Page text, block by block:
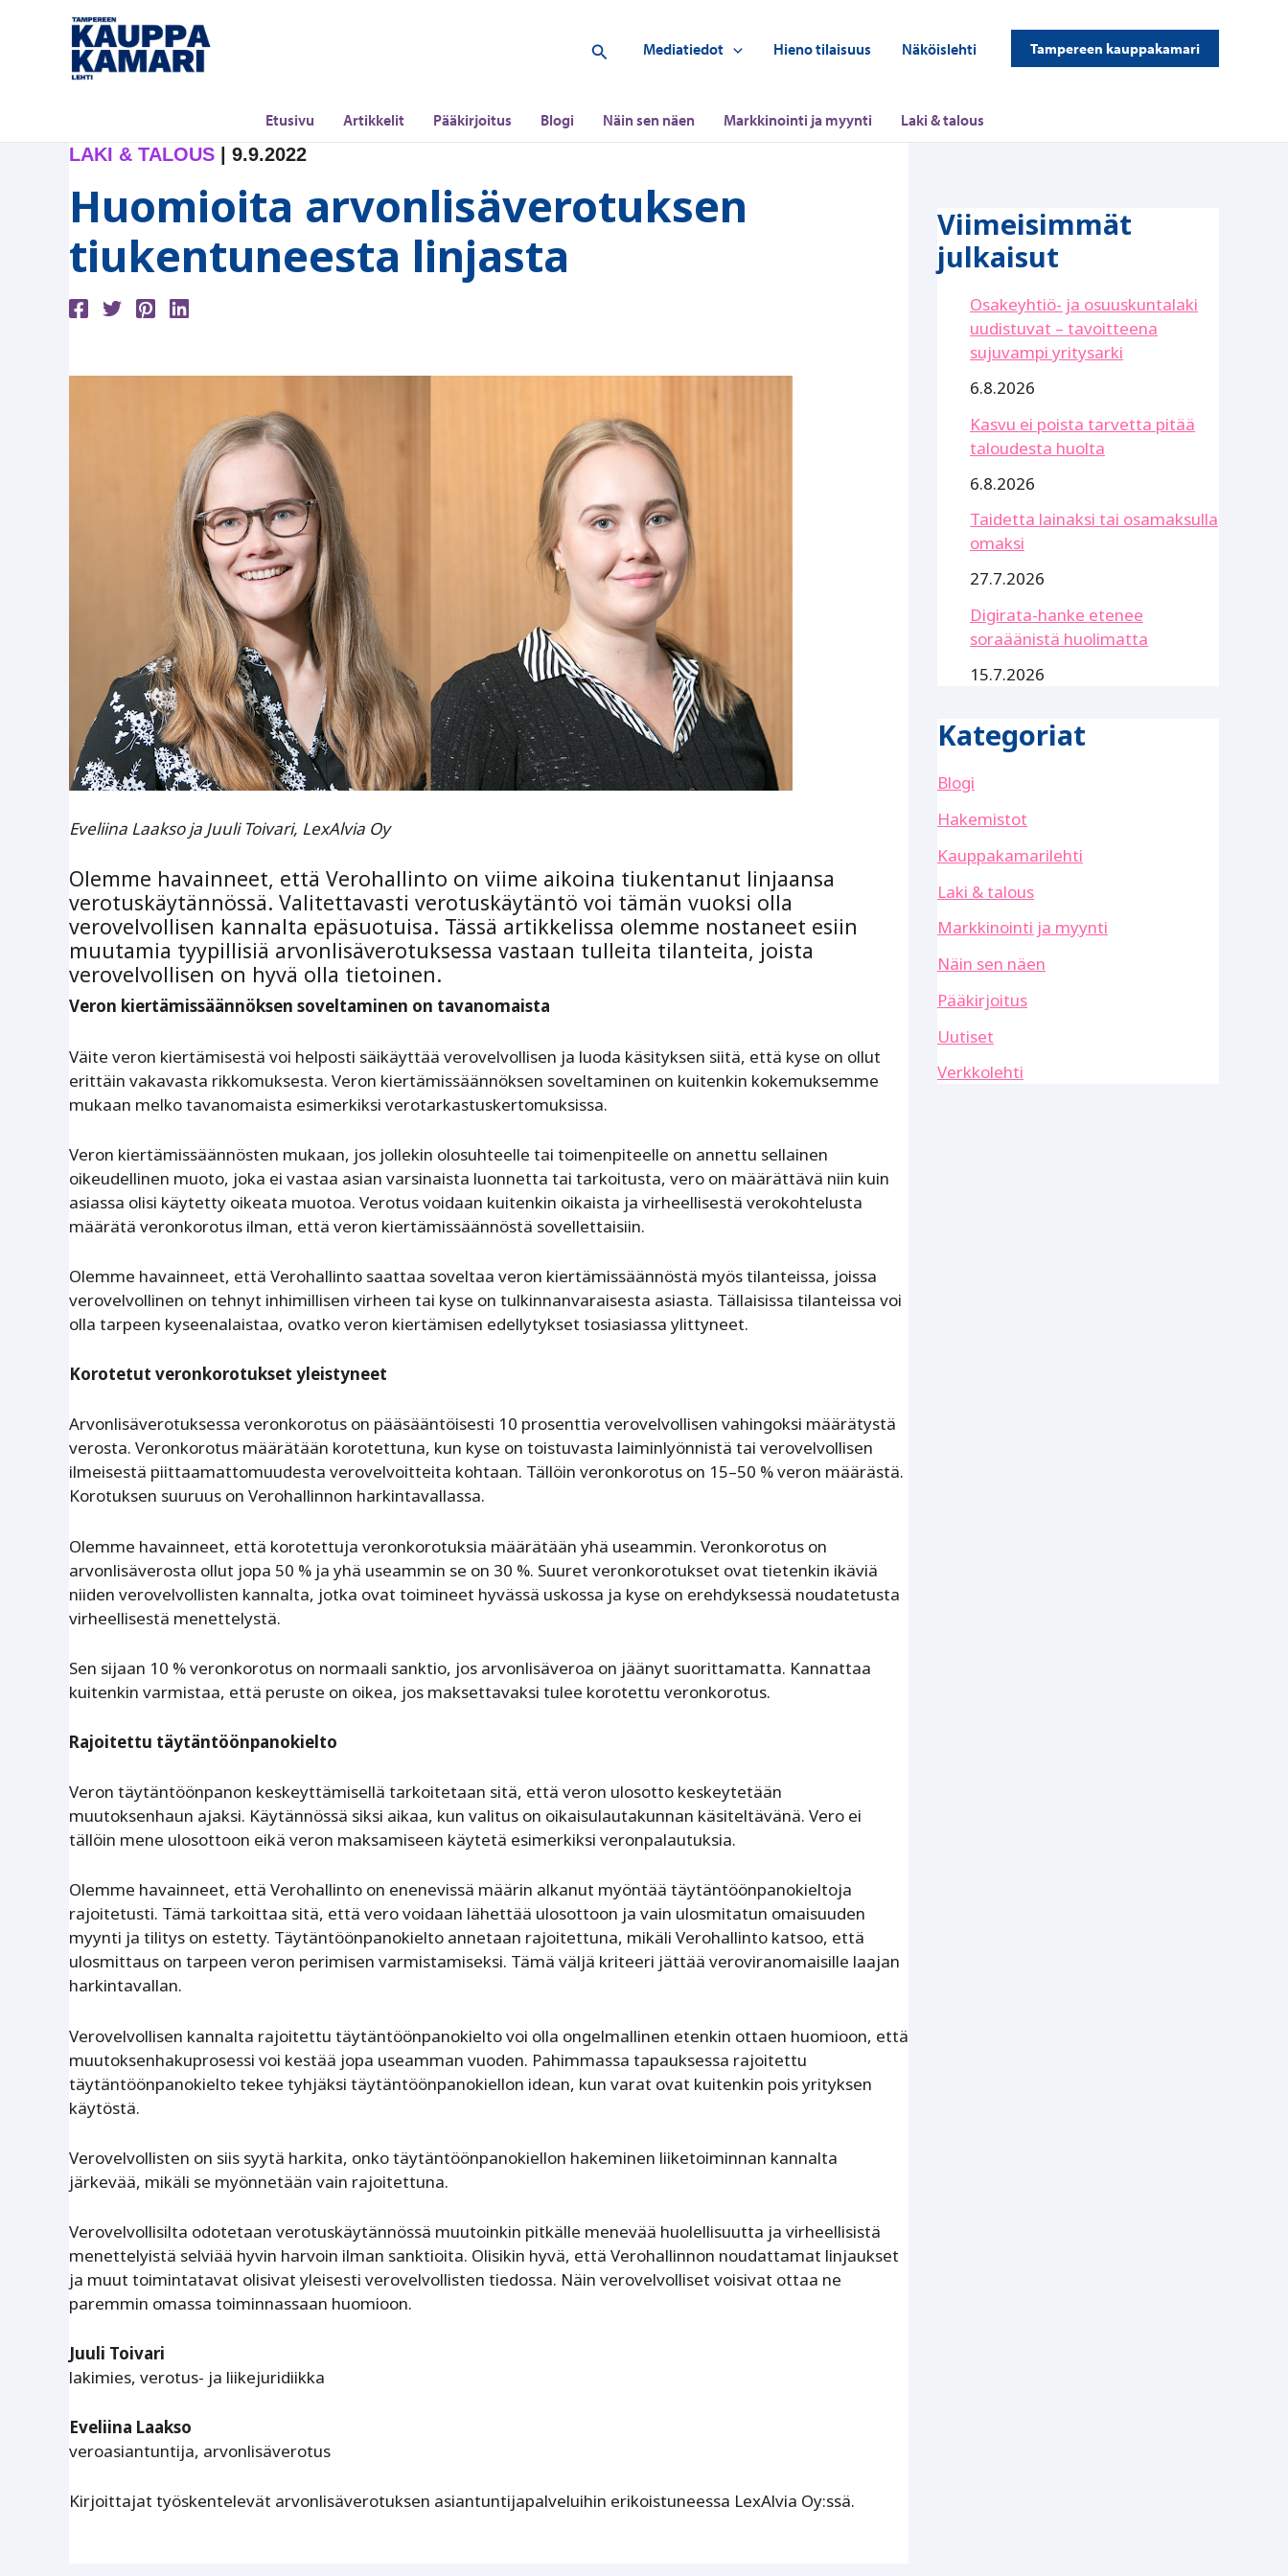
Hae Mediatiedot Hieno tilaisuus Näköislehti Tampereen kauppakamari
Etusivu Artikkelit Pääkirjoitus Blogi Näin sen näen Markkinointi ja myynti Laki & talous
LAKI & TALOUS | 9.9.2022
Huomioita arvonlisäverotuksen
tiukentuneesta linjasta
Eveliina Laakso ja Juuli Toivari, LexAlvia Oy
Olemme havainneet, että Verohallinto on viime aikoina tiukentanut linjaansa
verotuskäytännössä. Valitettavasti verotuskäytäntö voi tämän vuoksi olla
verovelvollisen kannalta epäsuotuisa. Tässä artikkelissa olemme nostaneet esiin
muutamia tyypillisiä arvonlisäverotuksessa vastaan tulleita tilanteita, joista
verovelvollisen on hyvä olla tietoinen.
Veron kiertämissäännöksen soveltaminen on tavanomaista
Väite veron kiertämisestä voi helposti säikäyttää verovelvollisen ja luoda käsityksen siitä, että kyse on ollut
erittäin vakavasta rikkomuksesta. Veron kiertämissäännöksen soveltaminen on kuitenkin kokemuksemme
mukaan melko tavanomaista esimerkiksi verotarkastuskertomuksissa.
Veron kiertämissäännösten mukaan, jos jollekin olosuhteelle tai toimenpiteelle on annettu sellainen
oikeudellinen muoto, joka ei vastaa asian varsinaista luonnetta tai tarkoitusta, vero on määrättävä niin kuin
asiassa olisi käytetty oikeata muotoa. Verotus voidaan kuitenkin oikaista ja virheellisestä verokohtelusta
määrätä veronkorotus ilman, että veron kiertämissäännöstä sovellettaisiin.
Olemme havainneet, että Verohallinto saattaa soveltaa veron kiertämissäännöstä myös tilanteissa, joissa
verovelvollinen on tehnyt inhimillisen virheen tai kyse on tulkinnanvaraisesta asiasta. Tällaisissa tilanteissa voi
olla tarpeen kyseenalaistaa, ovatko veron kiertämisen edellytykset tosiasiassa ylittyneet.
Korotetut veronkorotukset yleistyneet
Arvonlisäverotuksessa veronkorotus on pääsääntöisesti 10 prosenttia verovelvollisen vahingoksi määrätystä
verosta. Veronkorotus määrätään korotettuna, kun kyse on toistuvasta laiminlyönnistä tai verovelvollisen
ilmeisestä piittaamattomuudesta verovelvoitteita kohtaan. Tällöin veronkorotus on 15–50 % veron määrästä.
Korotuksen suuruus on Verohallinnon harkintavallassa.
Olemme havainneet, että korotettuja veronkorotuksia määrätään yhä useammin. Veronkorotus on
arvonlisäverosta ollut jopa 50 % ja yhä useammin se on 30 %. Suuret veronkorotukset ovat tietenkin ikäviä
niiden verovelvollisten kannalta, jotka ovat toimineet hyvässä uskossa ja kyse on erehdyksessä noudatetusta
virheellisestä menettelystä.
Sen sijaan 10 % veronkorotus on normaali sanktio, jos arvonlisäveroa on jäänyt suorittamatta. Kannattaa
kuitenkin varmistaa, että peruste on oikea, jos maksettavaksi tulee korotettu veronkorotus.
Rajoitettu täytäntöönpanokielto
Veron täytäntöönpanon keskeyttämisellä tarkoitetaan sitä, että veron ulosotto keskeytetään
muutoksenhaun ajaksi. Käytännössä siksi aikaa, kun valitus on oikaisulautakunnan käsiteltävänä. Vero ei
tällöin mene ulosottoon eikä veron maksamiseen käytetä esimerkiksi veronpalautuksia.
Olemme havainneet, että Verohallinto on enenevissä määrin alkanut myöntää täytäntöönpanokieltoja
rajoitetusti. Tämä tarkoittaa sitä, että vero voidaan lähettää ulosottoon ja vain ulosmitatun omaisuuden
myynti ja tilitys on estetty. Täytäntöönpanokielto annetaan rajoitettuna, mikäli Verohallinto katsoo, että
ulosmittaus on tarpeen veron perimisen varmistamiseksi. Tämä väljä kriteeri jättää veroviranomaisille laajan
harkintavallan.
Verovelvollisen kannalta rajoitettu täytäntöönpanokielto voi olla ongelmallinen etenkin ottaen huomioon, että
muutoksenhakuprosessi voi kestää jopa useamman vuoden. Pahimmassa tapauksessa rajoitettu
täytäntöönpanokielto tekee tyhjäksi täytäntöönpanokiellon idean, kun varat ovat kuitenkin pois yrityksen
käytöstä.
Verovelvollisten on siis syytä harkita, onko täytäntöönpanokiellon hakeminen liiketoiminnan kannalta
järkevää, mikäli se myönnetään vain rajoitettuna.
Verovelvollisilta odotetaan verotuskäytännössä muutoinkin pitkälle menevää huolellisuutta ja virheellisistä
menettelyistä selviää hyvin harvoin ilman sanktioita. Olisikin hyvä, että Verohallinnon noudattamat linjaukset
ja muut toimintatavat olisivat yleisesti verovelvollisten tiedossa. Näin verovelvolliset voisivat ottaa ne
paremmin omassa toiminnassaan huomioon.
Juuli Toivari
lakimies, verotus- ja liikejuridiikka
Eveliina Laakso
veroasiantuntija, arvonlisäverotus
Kirjoittajat työskentelevät arvonlisäverotuksen asiantuntijapalveluihin erikoistuneessa LexAlvia Oy:ssä.
Viimeisimmät
julkaisut
Osakeyhtiö- ja osuuskuntalaki
uudistuvat – tavoitteena
sujuvampi yritysarki
6.8.2026
Kasvu ei poista tarvetta pitää
taloudesta huolta
6.8.2026
Taidetta lainaksi tai osamaksulla
omaksi
27.7.2026
Digirata-hanke etenee
soraäänistä huolimatta
15.7.2026
Kategoriat
Blogi
Hakemistot
Kauppakamarilehti
Laki & talous
Markkinointi ja myynti
Näin sen näen
Pääkirjoitus
Uutiset
Verkkolehti